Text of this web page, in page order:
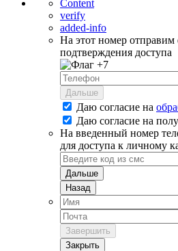
Content
verify
added-info
На этот номер отправим
подтверждения доступа
+7
Дальше
Даю согласие на
Даю согласие на
На введенный номер
для доступа к личному
Дальше
Назад
Завершить
Закрыть